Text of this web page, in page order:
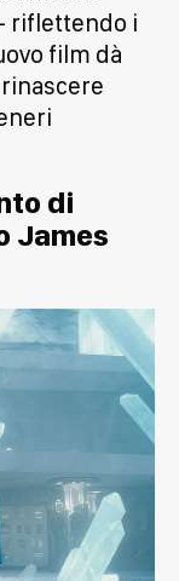
riflettendo i
film dà
di
James